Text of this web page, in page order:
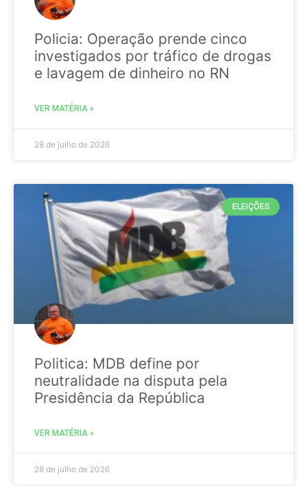
Policia: Operação prende cinco
investigados por tráfico de drogas
e lavagem de dinheiro no RN
VER MATÉRIA »
28 de julho de 2026
ELEIÇÕES
Politica: MDB define por
neutralidade na disputa pela
Presidência da República
VER MATÉRIA »
28 de julho de 2026